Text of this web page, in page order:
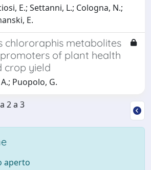
E.; Settanni, L.; Cologna, N.;
E.
chlororaphis metabolites
of plant health
crop yield
Puopolo, G.
2 a 3
aperto